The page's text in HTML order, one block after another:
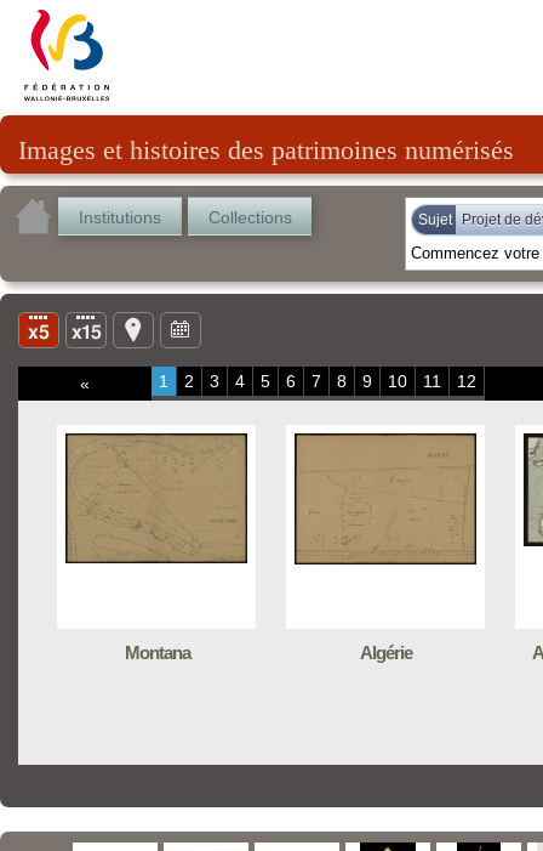
Images et histoires des patrimoines numérisés
Institutions Collections Sujet Projet de
« 1 2 3 4 5 6 7 8 9 10 11 12
Montana Algérie